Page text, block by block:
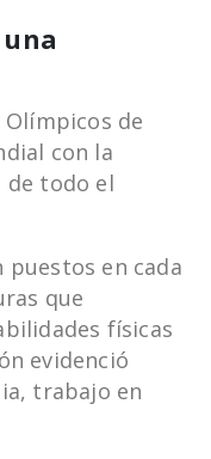
de
con la
todo el
en cada
que
físicas
evidenció
trabajo en